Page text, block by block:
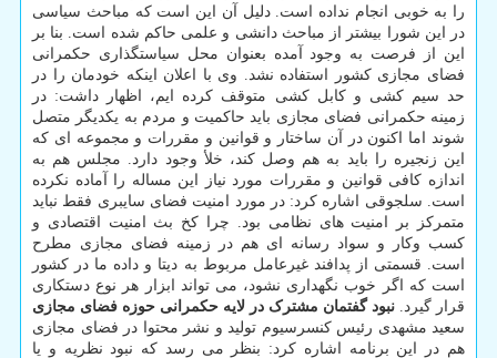
را به خوبی انجام نداده است. دلیل آن این است که مباحث سیاسی
در این شورا بیشتر از مباحث دانشی و علمی حاکم شده است. بنا بر
این از فرصت به وجود آمده بعنوان محل سیاستگذاری حکمرانی
فضای مجازی کشور استفاده نشد. وی با اعلان اینکه خودمان را در
حد سیم کشی و کابل کشی متوقف کرده ایم، اظهار داشت: در
زمینه حکمرانی فضای مجازی باید حاکمیت و مردم به یکدیگر متصل
شوند اما اکنون در آن ساختار و قوانین و مقررات و مجموعه ای که
این زنجیره را باید به هم وصل کند، خلأ وجود دارد. مجلس هم به
اندازه کافی قوانین و مقررات مورد نیاز این مساله را آماده نکرده
است. سلجوقی اشاره کرد: در مورد امنیت فضای سایبری فقط نباید
متمرکز بر امنیت های نظامی بود. چرا کخ بث امنیت اقتصادی و
کسب وکار و سواد رسانه ای هم در زمینه فضای مجازی مطرح
است. قسمتی از پدافند غیرعامل مربوط به دیتا و داده ما در کشور
است که اگر خوب نگهداری نشود، می تواند ابزار هر نوع دستکاری
قرار گیرد. نبود گفتمان مشترک در لایه حکمرانی حوزه فضای مجازی
سعید مشهدی رئیس کنسرسیوم تولید و نشر محتوا در فضای مجازی
هم در این برنامه اشاره کرد: بنظر می رسد که نبود نظریه و یا